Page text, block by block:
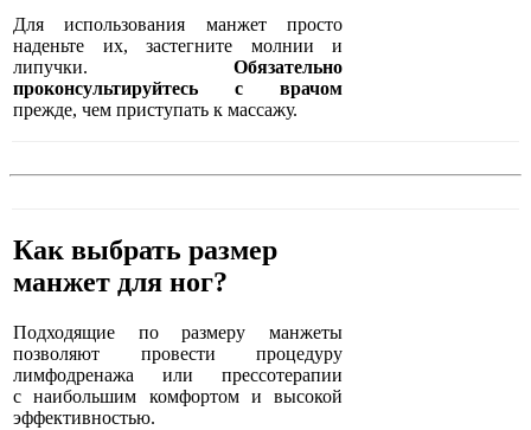
Для использования манжет просто
наденьте их, застегните молнии и
липучки.Обязательно
проконсультируйтесь с врачом
прежде, чем приступать к массажу.
Как выбрать размер
манжет для ног?
Подходящие по размеру манжеты
позволяют провести процедуру
лимфодренажа или прессотерапии
с наибольшим комфортом и высокой
эффективностью.